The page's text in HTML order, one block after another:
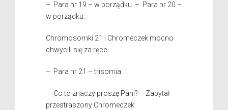
– Para nr 19 – w porządku. – Para nr 20 –
w porządku.
Chromosomki 21 i Chromeczek mocno
chwycili się za ręce.
– Para nr 21 – trisomia.
– Co to znaczy proszę Pani? – Zapytał
przestraszony Chromeczek.